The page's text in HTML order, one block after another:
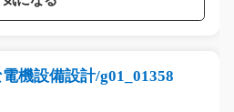
機設備設計/g01_01358